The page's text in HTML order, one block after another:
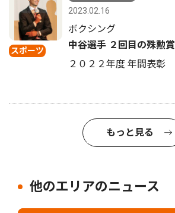
スポーツ
2023.02.16
ボクシング
中谷選手 ２回目の殊勲賞
２０２２年度 年間表彰
もっと見る
他のエリアのニュース